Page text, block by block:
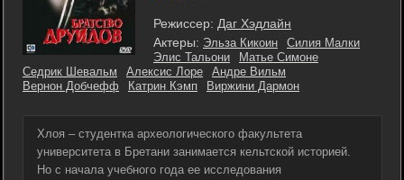
Режиссер: Даг Хэдлайн
Актеры: Эльза Кикоин
Силия Малки
Элис Тальони
Матье Симоне
Седрик Шевальм
Алексис Лоре
Андре Вильм
Вернон Добчефф
Катрин Кэмп Виржини Дармон
Хлоя – студентка археологического факультета
университета в Бретани занимается кельтской историей.
Но с начала учебного года ее исследования